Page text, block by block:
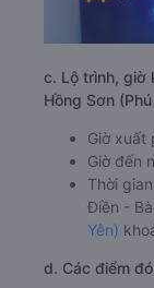
c. Lộ trình, giờ
Hồng Sơn
Giờ xuất
Giờ đến
Thời
Điền -
Yên)
d. Các điểm